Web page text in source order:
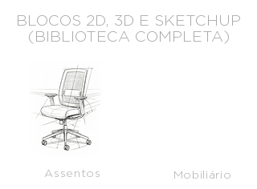
BLOCOS 2D, 3D E SKETCHUP
(BIBLIOTECA COMPLETA)
Assentos Mobiliário